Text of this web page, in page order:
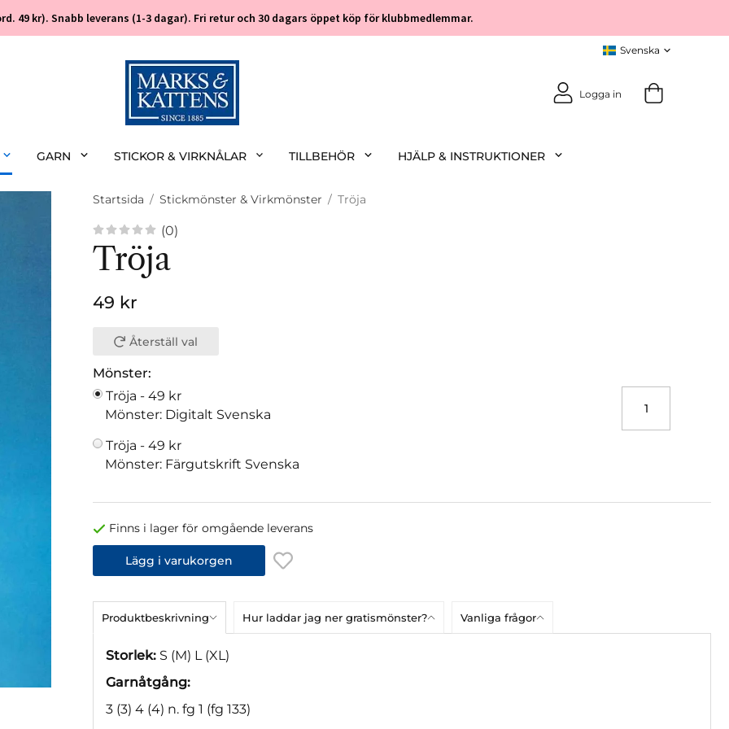
49 kr). Snabb leverans (1-3 dagar). Fri retur och 30 dagars öppet köp för klubbmedlemmar.
Logga in
GARN STICKOR & VIRKNÅLAR TILLBEHÖR HJÄLP & INSTRUKTIONER
Startsida / Stickmönster & Virkmönster / Tröja
(0)
Tröja
49 kr
Återställ val
Mönster:
Tröja - 49 kr
Mönster: Digitalt Svenska
Tröja - 49 kr
Mönster: Färgutskrift Svenska
Finns i lager för omgående leverans
Lägg i varukorgen
Produktbeskrivning Hur laddar jag ner gratismönster? Vanliga frågor
Storlek: S (M) L (XL)
Garnåtgång:
3 (3) 4 (4) n. fg 1 (fg 133)